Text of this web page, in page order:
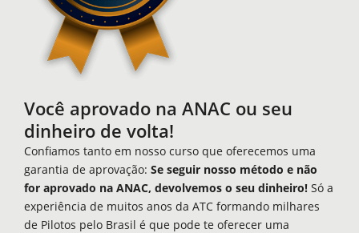
Você aprovado na ANAC ou seu
dinheiro de volta!
Confiamos tanto em nosso curso que oferecemos uma
garantia de aprovação: Se seguir nosso método e não
for aprovado na ANAC, devolvemos o seu dinheiro! Só a
experiência de muitos anos da ATC formando milhares
de Pilotos pelo Brasil é que pode te oferecer uma